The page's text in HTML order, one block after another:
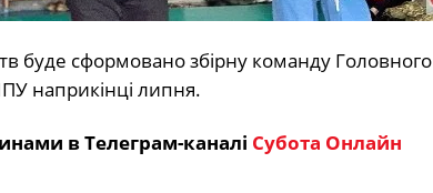
буде сформовано збірну команду Головного
наприкінці липня.
в Телеграм-каналі Субота Онлайн